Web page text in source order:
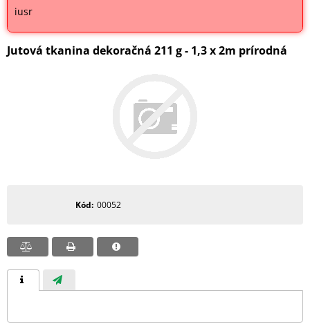
iusr
Jutová tkanina dekoračná 211 g - 1,3 x 2m prírodná
Kód 00052